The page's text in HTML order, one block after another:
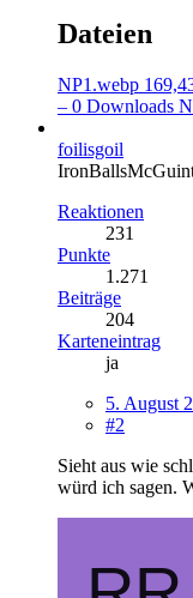
Dateien
NP1.webp
– 0 Downloads
foilisgoil
Reaktionen
231
Punkte
1.271
Beiträge
204
Karteneintrag
ja
5. August
#2
Sieht aus wie
würd ich sagen.